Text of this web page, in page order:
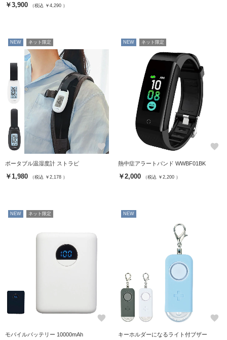
￥3,900 （税込 ￥4,290 ）
NEW ネット限定
favorite
ポータブル温湿度計 ストラピ
￥1,980 （税込 ￥2,178 ）
NEW ネット限定
favorite
熱中症アラートバンド WWBF01BK
￥2,000 （税込 ￥2,200 ）
NEW ネット限定
favorite
モバイルバッテリー 10000mAh
NEW
favorite
キーホルダーになるライト付ブザー